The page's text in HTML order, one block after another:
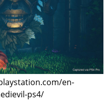
bedenkt man, dass
Kamerasteuerung
Raum wechselnden,
in Dungeons –
der unpräzisen
und dem
ergibt oftmals
man beispielsweise